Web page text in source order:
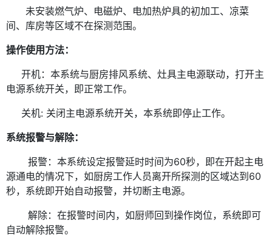
未安装燃气炉、电磁炉、电加热炉具的初加工、凉菜
间、库房等区域不在探测范围。
操作使用方法：
开机：本系统与厨房排风系统、灶具主电源联动，打开主
电源系统开关，即正常工作。
关机: 关闭主电源系统开关，本系统即停止工作。
系统报警与解除：
报警：本系统设定报警延时时间为60秒，即在开起主电
源通电的情况下，如厨房工作人员离开所探测的区域达到60
秒，系统即开始自动报警，并切断主电源。
解除：在报警时间内，如厨师回到操作岗位，系统即可
自动解除报警。
点击复制微信号